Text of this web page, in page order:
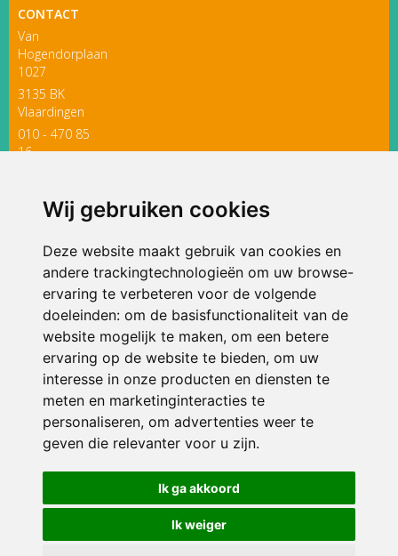
Wij gebruiken cookies
Deze website maakt gebruik van cookies en
andere trackingtechnologieën om uw browse-
ervaring te verbeteren voor de volgende
doeleinden: om de basisfunctionaliteit van de
website mogelijk te maken, om een betere
ervaring op de website te bieden, om uw
interesse in onze producten en diensten te
meten en marketinginteracties te
personaliseren, om advertenties weer te
geven die relevanter voor u zijn.
Ik ga akkoord
Ik weiger
CONTACT
Van
Hogendorplaan
1027
3135 BK
Vlaardingen
010 - 470 85
16
ONDERDEEL VAN
© 2026 Avonturijn | Alle rechten voorbehouden
Privacy policy|Disclaimer| Klachtenregeling|RSIN en Anbi
voorkeuren
Crealisatie The MindOffice